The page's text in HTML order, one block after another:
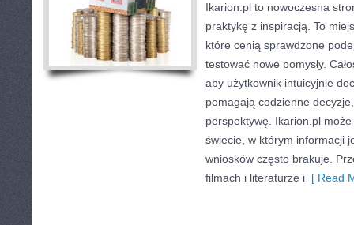
Ikarion.pl to nowoczesna
praktykę z inspiracją. To
które cenią sprawdzone
testować nowe pomysły.
aby użytkownik intuicyjnie
pomagają codzienne
perspektywę. Ikarion.pl
świecie, w którym informacji
wniosków często brakuje.
filmach i literaturze i [ Read